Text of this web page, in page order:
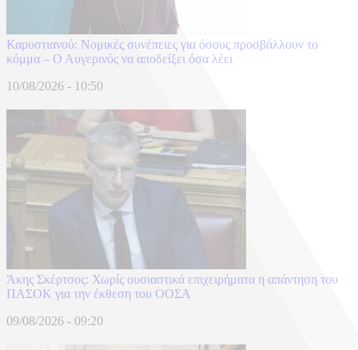
Καρυστιανού: Νομικές συνέπειες για όσους προσβάλλουν το
κόμμα – Ο Αυγερινός να αποδείξει όσα λέει
10/08/2026 - 10:50
Άκης Σκέρτσος: Χωρίς ουσιαστικά επιχειρήματα η απάντηση του
ΠΑΣΟΚ για την έκθεση του ΟΟΣΑ
09/08/2026 - 09:20